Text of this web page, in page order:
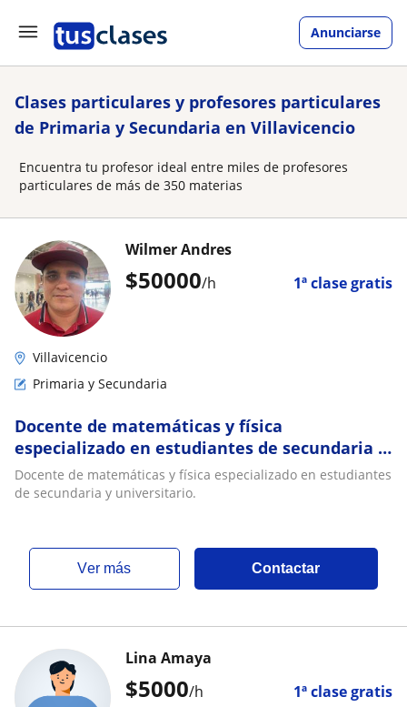
Anunciarse
Clases particulares y profesores particulares
de Primaria y Secundaria en Villavicencio
Encuentra tu profesor ideal entre miles de profesores
particulares de más de 350 materias
$50000/h 1ª clase gratis
Wilmer Andres
Villavicencio
Primaria y Secundaria
Docente de matemáticas y física
especializado en estudiantes de secundaria y
universitario
Docente de matemáticas y física especializado en estudiantes
de secundaria y universitario.
ver más Contactar
$5000/h 1ª clase gratis
Lina Amaya